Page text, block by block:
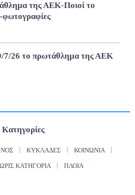
της ΑΕΚ-Ποιοί το
φωτογραφίες
7/26 το πρωτάθλημα της ΑΕΚ
Κατηγορίες
ΚΥΚΛΆΔΕΣ ΚΟΙΝΩΝΊΑ
ΚΑΤΗΓΟΡΊΑ ΠΛΟΊΑ